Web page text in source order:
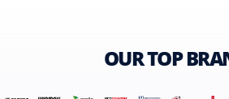
OUR TOP